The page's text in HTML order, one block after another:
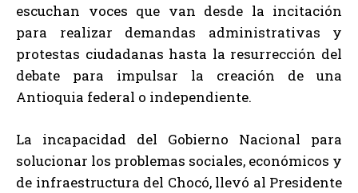
escuchan voces que van desde la incitación
para realizar demandas administrativas y
protestas ciudadanas hasta la resurrección del
debate para impulsar la creación de una
Antioquia federal o independiente.
La incapacidad del Gobierno Nacional para
solucionar los problemas sociales, económicos y
de infraestructura del Chocó, llevó al Presidente